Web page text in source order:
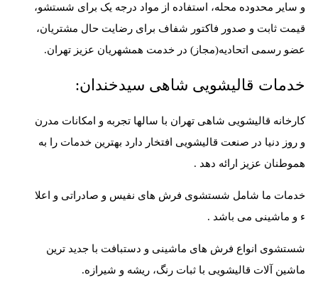
و سایر محدوده محله، استفاده از مواد درجه یک برای شستشو،
قیمت ثابت و صدور فاکتور شفاف برای رضایت حال مشتریان،
عضو رسمی اتحادیه(مجاز) در خدمت همشهریان عزیز تهران.
خدمات قالیشویی شاهی سیدخندان:
کارخانه قالیشویی شاهی تهران با سالها تجربه و امکانات مدرن
و روز دنیا در صنعت قالیشویی افتخار دارد بهترین خدمات را به
هموطنان عزیز ارائه دهد .
خدمات ما شامل شستشوی فرش های نفیس و صادراتی و اعلا
ء و ماشینی می باشد .
شستشوی انواع فرش های ماشینی و دستبافت با جدید ترین
ماشین آلات قالیشویی با ثبات رنگ، ریشه و شیرازه.